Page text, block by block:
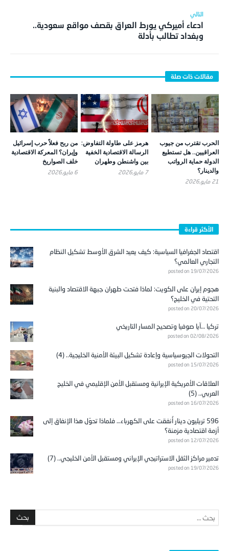
ادعاء أميركي يورط العراق بقصف مواقع سعودية..
وبغداد تطالب بأدلة
الحرب تقترب من جيوب
العراقيين.. هل تستطيع
الدولة حماية الرواتب
والدينار؟
21 مايو,2026
هرمز على طاولة التفاوض:
الرسالة الاقتصادية الخفية
بين واشنطن وطهران
7 مايو,2026
من ربح فعلاً حرب إسرائيل
وإيران؟ المعركة الاقتصادية
خلف الصواريخ
6 مايو,2026
الأكثر قراءة
اقتصاد الجغرافيا السياسية: كيف يعيد الشرق الأوسط تشكيل النظام
التجاري العالمي؟
posted on 19/07/2026
هجوم إيران على الكويت: لماذا فتحت طهران جبهة الاقتصاد والبنية
التحتية في الخليج؟
posted on 20/07/2026
تركيا …آيا صوفيا وتصحيح المسار التاريخي
posted on 02/08/2026
التحولات الجيوسياسية وإعادة تشكيل البيئة الأمنية الخليجية.. (4)
posted on 15/07/2026
العلاقات الأمريكية الإيرانية ومستقبل الأمن الإقليمي في الخليج
العربي.. (5)
posted on 16/07/2026
596 تريليون دينار أُنفقت على الكهرباء… فلماذا تحوّل هذا الإنفاق إلى
أزمة اقتصادية مزمنة؟
posted on 12/07/2026
تدمير مراكز الثقل الاستراتيجي الإيراني ومستقبل الأمن الخليجي.. (7)
posted on 19/07/2026